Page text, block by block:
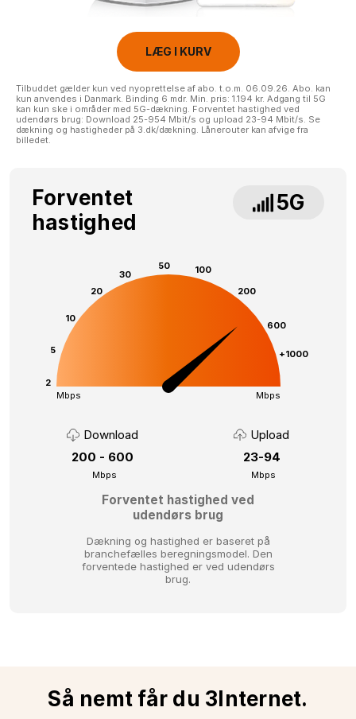
LÆG I KURV
Tilbuddet gælder kun ved nyoprettelse af abo. t.o.m. 06.09.26. Abo. kan
kun anvendes i Danmark. Binding 6 mdr. Min. pris: 1.194 kr. Adgang til 5G
kan kun ske i områder med 5G-dækning. Forventet hastighed ved
udendørs brug: Download 25-954 Mbit/s og upload 23-94 Mbit/s. Se
dækning og hastigheder på 3.dk/dækning. Lånerouter kan afvige fra
billedet.
Forventet
hastighed
5G
2
5
10
20
30
50
100
200
600
+1000
Mbps Mbps
Download
200 - 600
Mbps
Upload
23-94
Mbps
Forventet hastighed ved
udendørs brug
Dækning og hastighed er baseret på
branchefælles beregningsmodel. Den
forventede hastighed er ved udendørs
brug.
Så nemt får du 3Internet.